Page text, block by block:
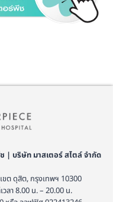
| บริษัท มาสเตอร์ สไตล์ จำกัด
ต ดุสิต, กรุงเทพฯ 10300
ลา 8.00 น. – 20.00 น.